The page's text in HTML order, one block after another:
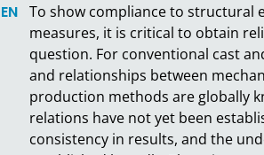
To show compliance to structural
measures, it is critical to obtain
question. For conventional cast
and relationships between
production methods are globally
relations have not yet been
consistency in results, and the